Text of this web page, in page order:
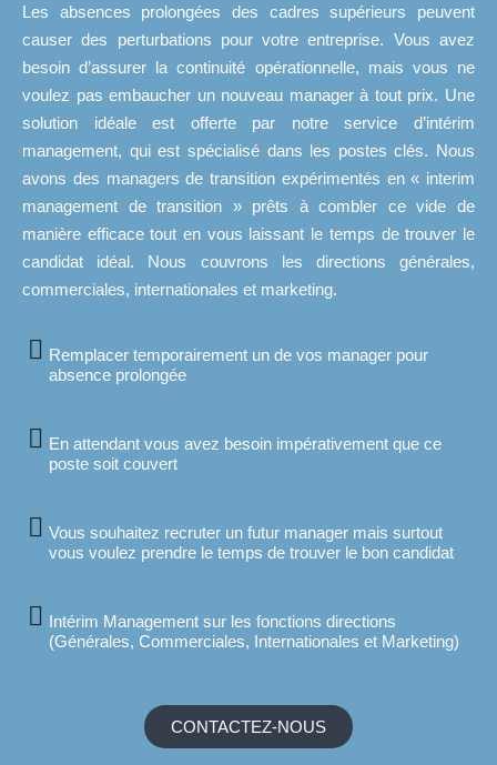
Les absences prolongées des cadres supérieurs peuvent
causer des perturbations pour votre entreprise. Vous avez
besoin d’assurer la continuité opérationnelle, mais vous ne
voulez pas embaucher un nouveau manager à tout prix. Une
solution idéale est offerte par notre service d’intérim
management, qui est spécialisé dans les postes clés. Nous
avons des managers de transition expérimentés en « interim
management de transition » prêts à combler ce vide de
manière efficace tout en vous laissant le temps de trouver le
candidat idéal. Nous couvrons les directions générales,
commerciales, internationales et marketing.
Remplacer temporairement un de vos manager pour
absence prolongée
En attendant vous avez besoin impérativement que ce
poste soit couvert
Vous souhaitez recruter un futur manager mais surtout
vous voulez prendre le temps de trouver le bon candidat
Intérim Management sur les fonctions directions
(Générales, Commerciales, Internationales et Marketing)
CONTACTEZ-NOUS